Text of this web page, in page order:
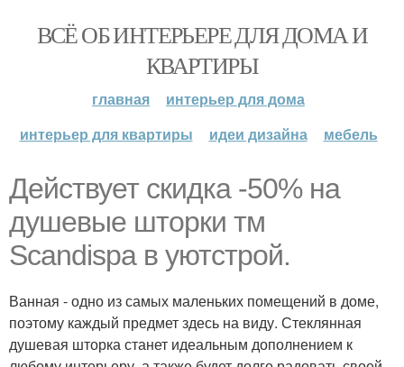
ВСЁ ОБ ИНТЕРЬЕРЕ ДЛЯ ДОМА И
КВАРТИРЫ
главная
интерьер для дома
интерьер для квартиры
идеи дизайна мебель
Действует скидка -50% на
душевые шторки тм
Scandispa в уютстрой.
Ванная - одно из самых маленьких помещений в доме,
поэтому каждый предмет здесь на виду. Стеклянная
душевая шторка станет идеальным дополнением к